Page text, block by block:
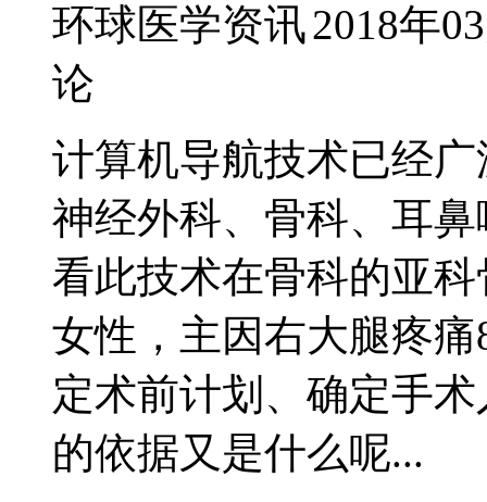
环球医学资讯2018年
论
计算机导航技术已经
神经外科、骨科、耳
看此技术在骨科的亚
女性，主因右大腿疼
定术前计划、确定手
的依据又是什么呢...